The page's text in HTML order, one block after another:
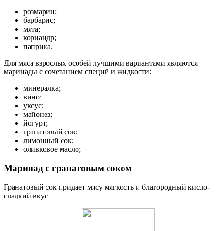
розмарин;
барбарис;
мята;
кориандр;
паприка.
Для мяса взрослых особей лучшими вариантами являются
маринады с сочетанием специй и жидкости:
минералка;
вино;
уксус;
майонез;
йогурт;
гранатовый сок;
лимонный сок;
оливковое масло;
Маринад с гранатовым соком
Гранатовый сок придает мясу мягкость и благородный кисло-
сладкий вкус.